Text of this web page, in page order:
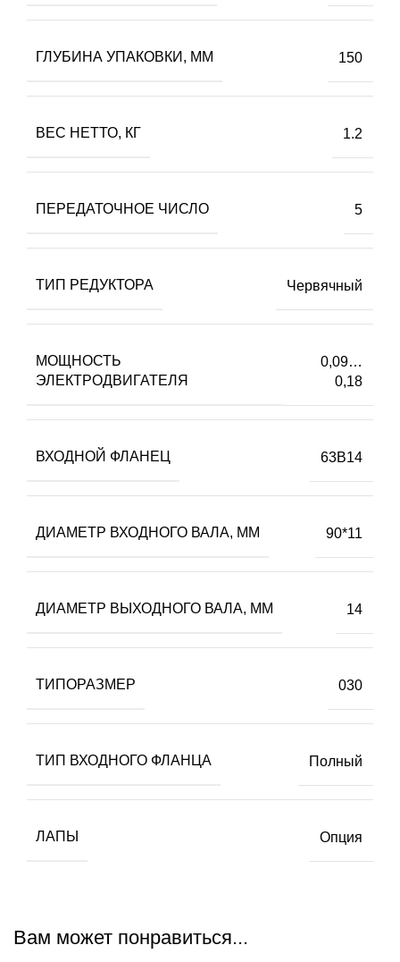
ГЛУБИНА УПАКОВКИ, ММ 150
ВЕС НЕТТО, КГ 1.2
ПЕРЕДАТОЧНОЕ ЧИСЛО 5
ТИП РЕДУКТОРА Червячный
МОЩНОСТЬ
ЭЛЕКТРОДВИГАТЕЛЯ
0,09…
0,18
ВХОДНОЙ ФЛАНЕЦ 63B14
ДИАМЕТР ВХОДНОГО ВАЛА, ММ 90*11
ДИАМЕТР ВЫХОДНОГО ВАЛА, ММ 14
ТИПОРАЗМЕР 030
ТИП ВХОДНОГО ФЛАНЦА Полный
ЛАПЫ Опция
Вам может понравиться...